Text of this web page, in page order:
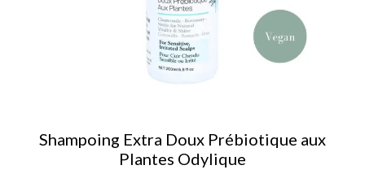
Shampoing Extra Doux Prébiotique aux
Plantes Odylique